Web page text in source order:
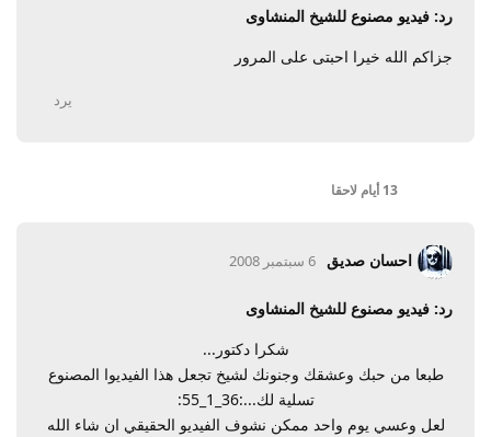
رد: فيديو مصنوع للشيخ المنشاوى
جزاكم الله خيرا احبتى على المرور
يرد
13 أيام لاحقا
احسان صديق 6 سبتمبر 2008
رد: فيديو مصنوع للشيخ المنشاوى
شكرا دكتور...
طبعا من حبك وعشقك وجنونك لشيخ تجعل هذا الفيديوا المصنوع
تسلية لك...:36_1_55:
لعل وعسي يوم واحد ممكن نشوف الفيديو الحقيقي ان شاء الله